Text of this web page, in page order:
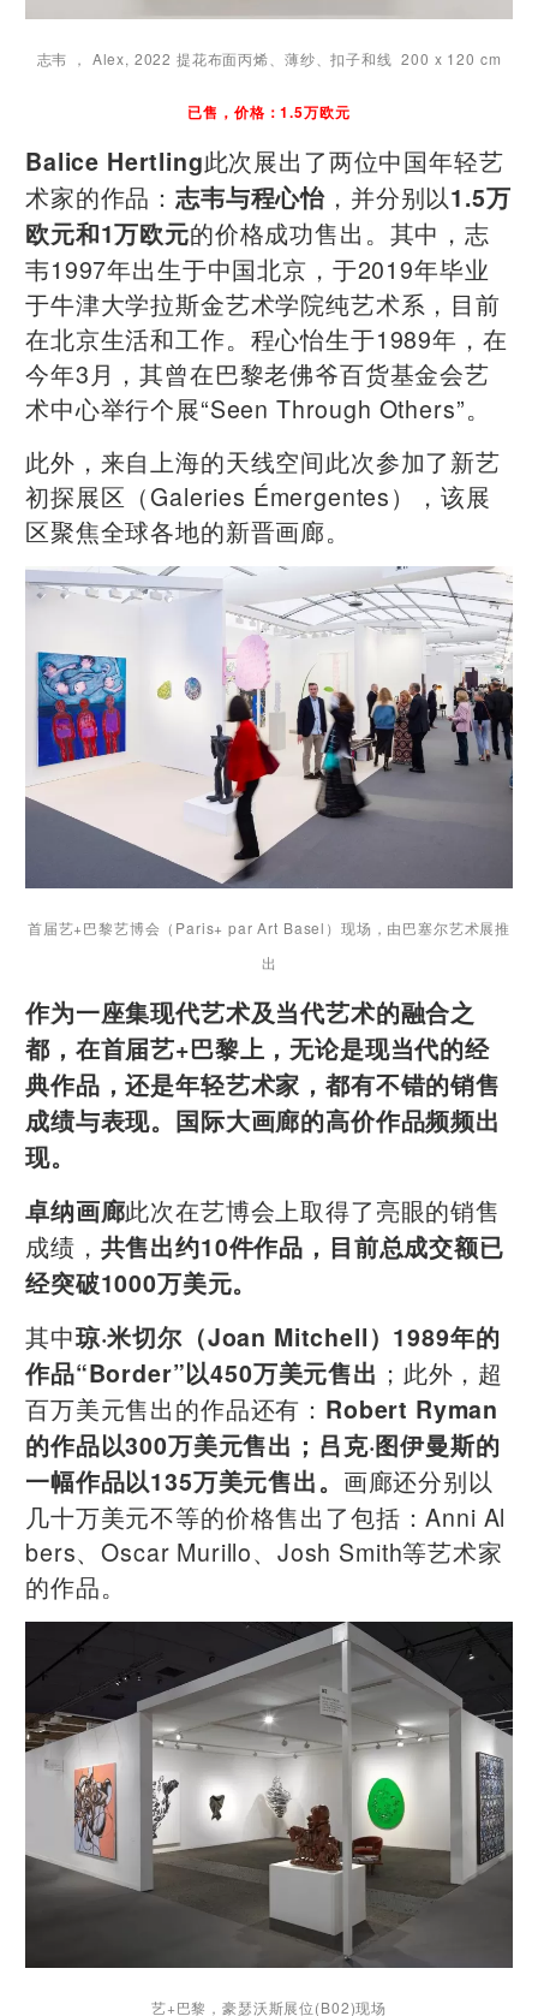
志韦 ， Alex, 2022 提花布面丙烯、薄纱、扣子和线 200 x 120 cm
已售，价格：1.5万欧元
Balice Hertling此次展出了两位中国年轻艺
术家的作品：志韦与程心怡 ，并分别以1.5万
欧元和1万欧元的价格成功售出。其中，志
韦1997年出生于中国北京，于2019年毕业
于牛津大学拉斯金艺术学院纯艺术系，目前
在北京生活和工作。程心怡生于1989年，在
今年3月，其曾在巴黎老佛爷百货基金会艺
术中心举行个展“Seen Through Others”。
此外，来自上海的天线空间此次参加了新艺
初探展区（Galeries Émergentes），该展
区聚焦全球各地的新晋画廊。
首届艺+巴黎艺博会（Paris+ par Art Basel）现场， 由巴塞尔艺术展推
出
作为一座集现代艺术及当代艺术的融合之
都，在首届艺+巴黎上，无论是现当代的经
典作品，还是年轻艺术家，都有不错的销售
成绩与表现。国际大画廊的高价作品频频出
现。
卓纳画廊此次在艺博会上取得了亮眼的销售
成绩， 共售出约10件作品，目前总成交额已
经突破1000万美元。
其中琼·米切尔（Joan Mitchell）1989年的
作品“Border”以450万美元售出 ；此外，超
百万美元售出的作品还有： Robert Ryman
的作品以300万美元售出；吕克·图伊曼斯的
一幅作品以135万美元售出。 画廊还分别以
几十万美元不等的价格售出了包括：Anni Al
bers、Oscar Murillo、Josh Smith等艺术家
的作品。
艺+巴黎，豪瑟沃斯展位(B02)现场